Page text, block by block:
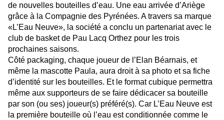
de nouvelles bouteilles d’eau. Une eau arrivée d’Ariège
grâce à la Compagnie des Pyrénées. A travers sa marque
«L’Eau Neuve», la société a conclu un partenariat avec le
club de basket de Pau Lacq Orthez pour les trois
prochaines saisons.
Côté packaging, chaque joueur de l’Elan Béarnais, et
même la mascotte Paula, aura droit à sa photo et sa fiche
d’identité sur les bouteilles. Et le format cubique permettra
même aux supporteurs de se faire dédicacer sa bouteille
par son (ou ses) joueur(s) préféré(s). Car L’Eau Neuve est
la première bouteille où l’eau est conditionnée comme le